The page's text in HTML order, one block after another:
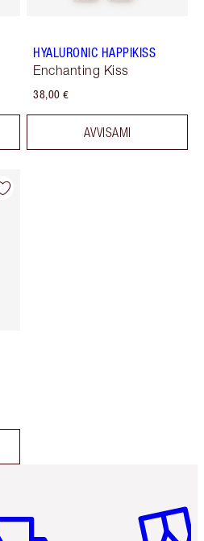
HYALURONIC HAPPIKISS
Enchanting Kiss
38,00 €
AVVISAMI